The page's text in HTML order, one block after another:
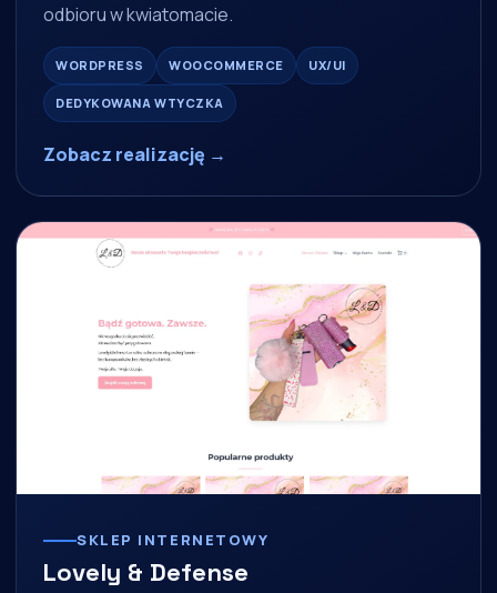
odbioru w kwiatomacie.
WORDPRESS WOOCOMMERCE UX/UI
DEDYKOWANA WTYCZKA
Zobacz realizację →
SKLEP INTERNETOWY
Lovely & Defense